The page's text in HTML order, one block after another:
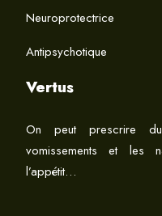
Neuroprotectrice
Antipsychotique
Vertus
On peut prescrire
vomissements et les
l’appétit…